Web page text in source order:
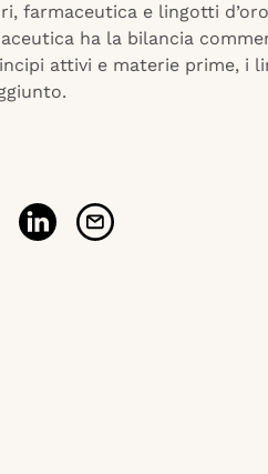
farmaceutica e lingotti
ha la bilancia
attivi e materie prime, i